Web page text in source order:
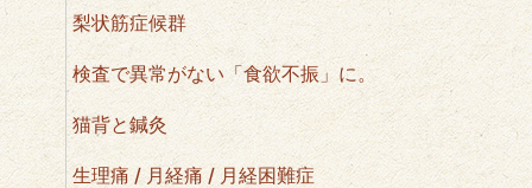
梨状筋症候群
検査で異常がない「食欲不振」に。
猫背と鍼灸
生理痛 / 月経痛 / 月経困難症